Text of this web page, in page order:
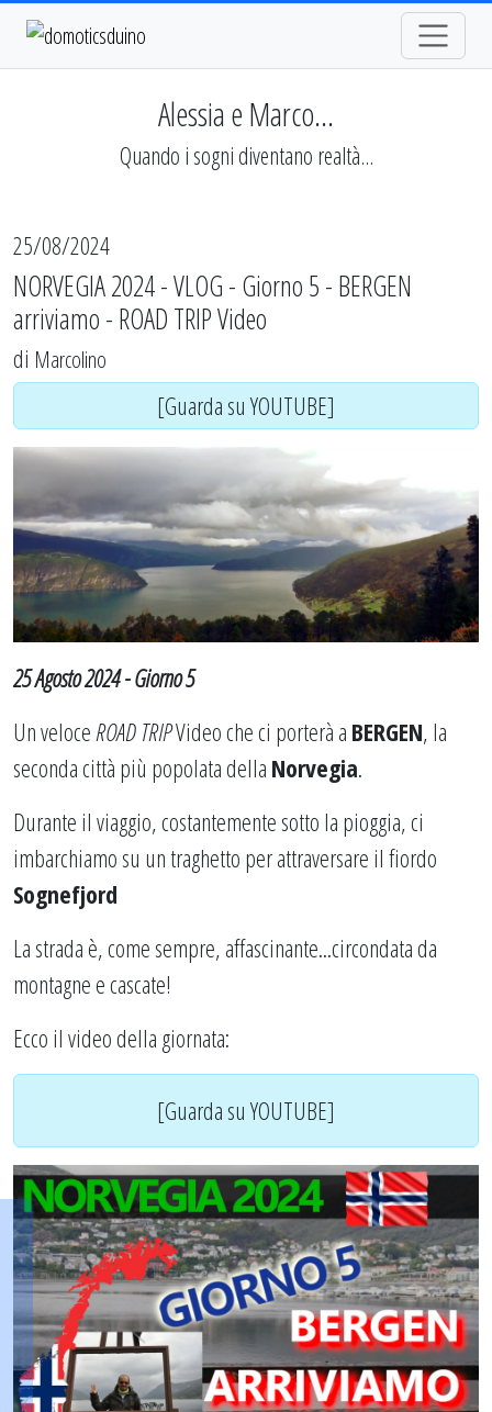
Alessia e Marco...
Quando i sogni diventano realtà...
25/08/2024
NORVEGIA 2024 - VLOG - Giorno 5 - BERGEN
arriviamo - ROAD TRIP Video
di Marcolino
[Guarda su YOUTUBE]
25 Agosto 2024 - Giorno 5
Un veloce ROAD TRIPVideo che ci porterà a BERGEN, la
seconda città più popolata della Norvegia.
Durante il viaggio, costantemente sotto la pioggia, ci
imbarchiamo su un traghetto per attraversare il fiordo
Sognefjord
La strada è, come sempre, affascinante...circondata da
montagne e cascate!
Ecco il video della giornata:
[Guarda su YOUTUBE]